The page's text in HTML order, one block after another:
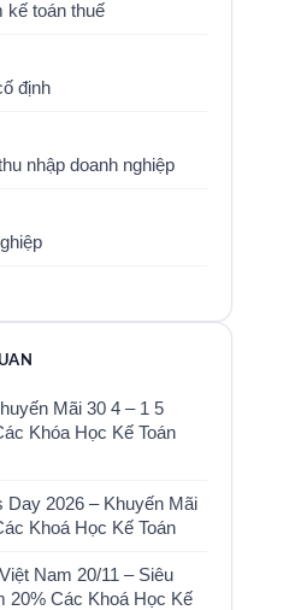
kế toán thuế
định
nhập doanh nghiệp
Mãi 30 4 – 1 5
Khóa Học Kế Toán
Day 2026 – Khuyến Mãi
Khoá Học Kế Toán
Nam 20/11 – Siêu
20% Các Khoá Học Kế